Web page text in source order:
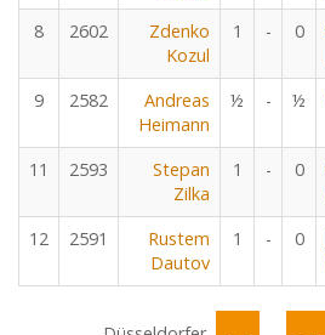
8 2602
Zdenko
Kozul
1 - 0
9 2582
Andreas
Heimann
½ - ½
11 2593
Stepan
Zilka
1 - 0
12 2591
Rustem
Dautov
1 - 0